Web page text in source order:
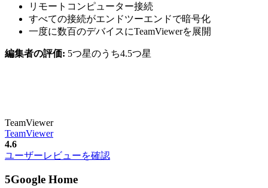
リモートコンピューター接続
すべての接続がエンドツーエンドで暗号化
一度に数百のデバイスにTeamViewerを展開
編集者の評価: 5つ星のうち4.5つ星
TeamViewer
TeamViewer
4.6
ユーザーレビューを確認
5Google Home